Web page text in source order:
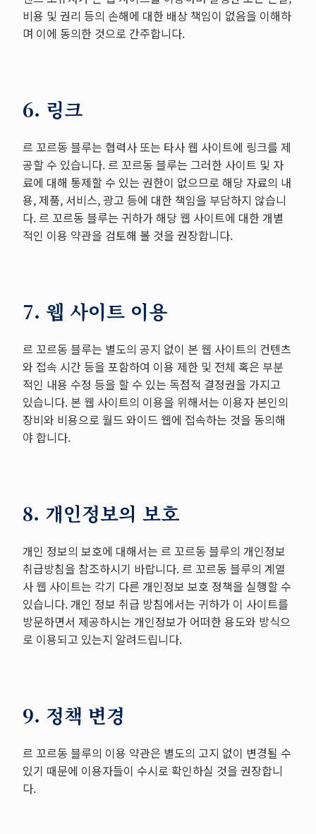
비용 및 권리 등의 손해에 대한 배상 책임이 없음을 이해하
며 이에 동의한 것으로 간주합니다.
6. 링크
르 꼬르동 블루는 협력사 또는 타사 웹 사이트에 링크를 제
공할 수 있습니다. 르 꼬르동 블루는 그러한 사이트 및 자
료에 대해 통제할 수 있는 권한이 없으므로 해당 자료의 내
용, 제품, 서비스, 광고 등에 대한 책임을 부담하지 않습니
다. 르 꼬르동 블루는 귀하가 해당 웹 사이트에 대한 개별
적인 이용 약관을 검토해 볼 것을 권장합니다.
7. 웹 사이트 이용
르 꼬르동 블루는 별도의 공지 없이 본 웹 사이트의 컨텐츠
와 접속 시간 등을 포함하여 이용 제한 및 전체 혹은 부분
적인 내용 수정 등을 할 수 있는 독점적 결정권을 가지고
있습니다. 본 웹 사이트의 이용을 위해서는 이용자 본인의
장비와 비용으로 월드 와이드 웹에 접속하는 것을 동의해
야 합니다.
8. 개인정보의 보호
개인 정보의 보호에 대해서는 르 꼬르동 블루의 개인정보
취급방침을 참조하시기 바랍니다. 르 꼬르동 블루의 계열
사 웹 사이트는 각기 다른 개인정보 보호 정책을 실행할 수
있습니다. 개인 정보 취급 방침에서는 귀하가 이 사이트를
방문하면서 제공하시는 개인정보가 어떠한 용도와 방식으
로 이용되고 있는지 알려드립니다.
9. 정책 변경
르 꼬르동 블루의 이용 약관은 별도의 고지 없이 변경될 수
있기 때문에 이용자들이 수시로 확인하실 것을 권장합니
다.